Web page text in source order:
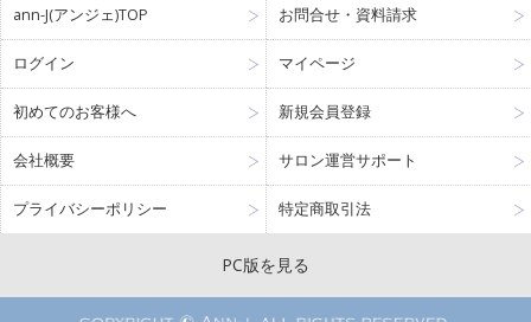
ann-J(アンジェ)TOP お問合せ・資料請求
ログイン マイページ
初めてのお客様へ 新規会員登録
会社概要 サロン運営サポート
プライバシーポリシー 特定商取引法
PC版を見る